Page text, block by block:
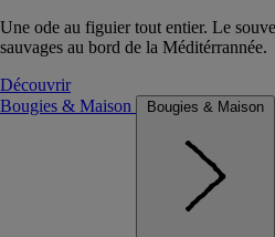
Une ode au figuier tout entier. Le
sauvages au bord de la Méditérrannée.
Découvrir
Bougies & Maison
Bougies & Maison